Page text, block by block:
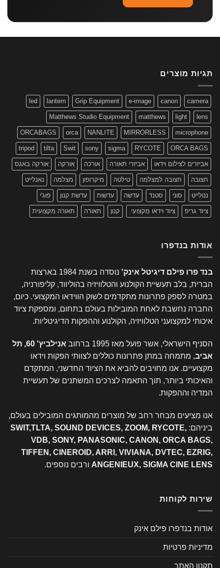
תגיות מוצרים
camera
canon
e-image
Grip Equipment
lantern
led
lens
light
matthews
Matthews Studio Equipment
microphone
MIRRORLESS
NANLITE
orca
ORCABAGS
ORCA BAGS
RYCOTE
sigma
sony
Swit
tilta
tripod
אביזרים לצילום וידאו אביזרי תאורה אורכה אורקה אורקה באגס
חצובה חצובה למצלמה טילטה מיקרופון מצלמה נאנלייט
ננולייט סוני סטנד עדשה עדשות עדשת קנון פוג'י
ציוד גריפ ציוד וידאו מקצועי. קנון תאורה תאורה מקצועית
אודות בנדפרו
בנד פרו פילם דיגיטל אינק'
נוסדה בשנת 1984 בארצות
הברית, בלב תעשיית הקולנוע והטלוויזיה בהוליווד, קליפורניה,
במטרה לספק פתרונות מתקדמים לשוק הווידאו המקצועי. כיום,
החברה נחשבת לאחת המובילות בעולם בתחום, ומספקת ציוד
איכותי למקצועני הטלוויזיה, הקולנוע וההפקות הדיגיטליות.
הסניף הישראלי, אשר פועל מאז 1995 ברחוב
אנילביץ' 60, תל
אביב, מתמחה במתן פתרונות כוללים לצוותי הפקות וידאו
מקצועיים. אנו מחויבים להביא את הציוד החדשני, המתקדם
והאיכותי ביותר, תוך התאמה לצרכים המשתנים של תעשיית
המדיה וההפקות.
אנו מציעים מבחר רחב של מוצרים מהמותגים המובילים בעולם,
ביניהם: SWIT,TLTA, SOUND DEVICES, ZOOM, RYCOTE,
VDB, SONY, PANASONIC, CANON, ORCA BAGS,
TIFFEN, CINEROID, ARRI, VIVIANA, DVTEC, EZRIG,
ANGENIEUX, SIGMA CINE LENS ורבים נוספים.
שירות לקוחות
אודות בנדפרו פילם אינק
מדיניות פרטיות
תקנון האתר